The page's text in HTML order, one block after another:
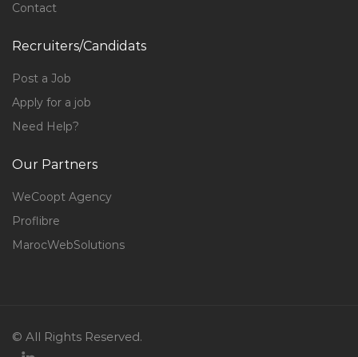
Contact
Recruiters/Candidats
Post a Job
Apply for a job
Need Help?
Our Partners
WeCoopt Agency
Proflibre
MarocWebSolutions
© All Rights Reserved.